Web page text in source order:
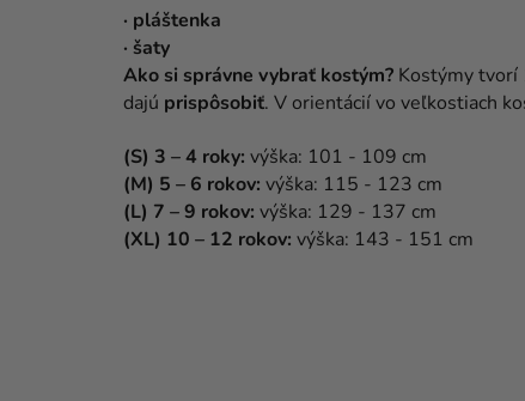
· pláštenka
· šaty
Ako si správne vybrať kostým? Kostýmy tvorí
dajú prispôsobiť. V orientácií vo veľkostiach
(S) 3 – 4 roky: výška: 101 - 109 cm
(M) 5 – 6 rokov: výška: 115 - 123 cm
(L) 7 – 9 rokov: výška: 129 - 137 cm
(XL) 10 – 12 rokov: výška: 143 - 151 cm